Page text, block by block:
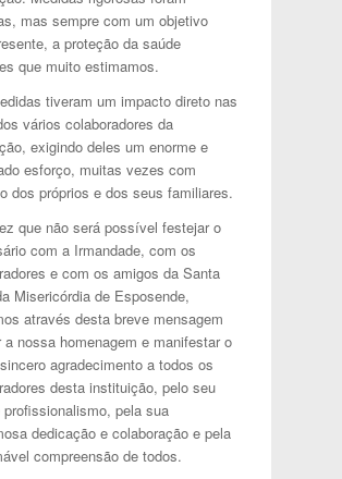
mas sempre com um objetivo
a proteção da saúde
que muito estimamos.
tiveram um impacto direto nas
vários colaboradores da
exigindo deles um enorme e
esforço, muitas vezes com
dos próprios e dos seus familiares.
que não será possível festejar o
com a Irmandade, com os
e com os amigos da Santa
Misericórdia de Esposende,
através desta breve mensagem
a nossa homenagem e manifestar o
agradecimento a todos os
desta instituição, pelo seu
profissionalismo, pela sua
dedicação e colaboração e pela
compreensão de todos.